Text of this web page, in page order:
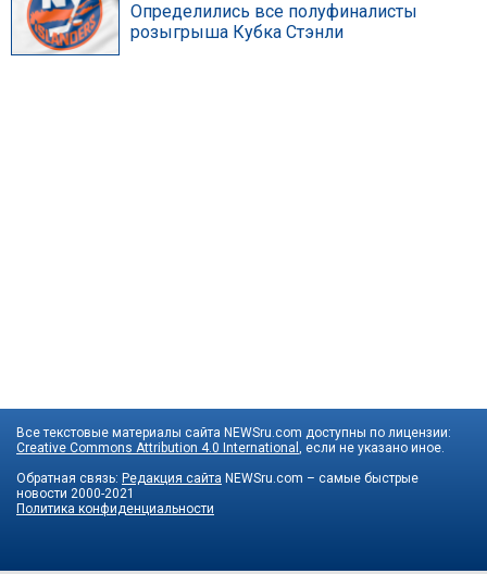
Определились все полуфиналисты
розыгрыша Кубка Стэнли
Все текстовые материалы сайта NEWSru.com доступны по лицензии:
Creative Commons Attribution 4.0 International , если не указано иное.
Обратная связь: Редакция сайта NEWSru.com – самые быстрые
новости 2000-2021
Политика конфиденциальности